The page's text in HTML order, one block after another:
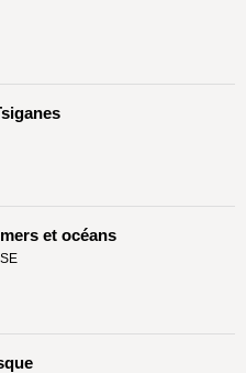
de…
et océans